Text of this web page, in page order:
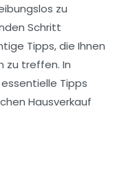
zu
Schritt
Tipps, die Ihnen
zu treffen. In
essentielle Tipps
Hausverkauf